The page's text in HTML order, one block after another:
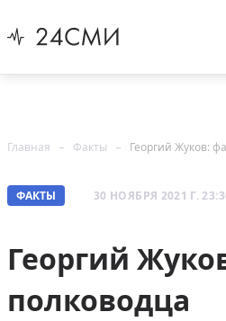
Главная Факты Георгий Жуков:
ФАКТЫ 30 НОЯБРЯ 2021 Г.
Георгий
полководца